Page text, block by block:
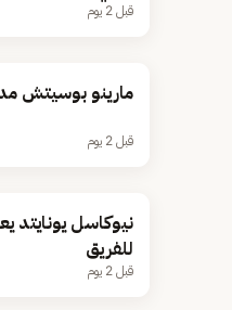
قبل 2 يوم
مارينو بوسيتش
قبل 2 يوم
نيوكاسل يونايتد
للفريق
قبل 2 يوم